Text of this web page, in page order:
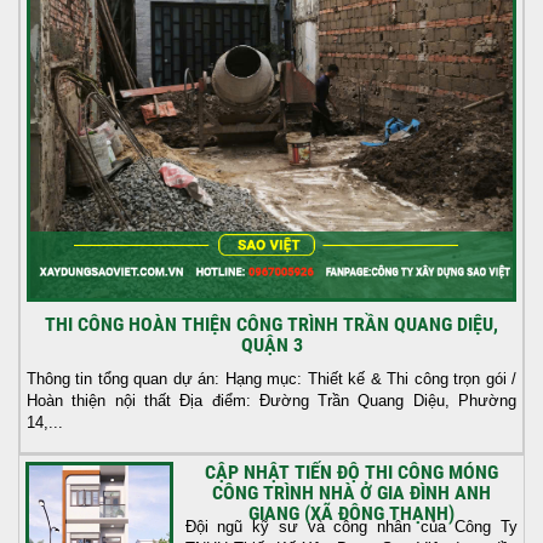
THI CÔNG HOÀN THIỆN CÔNG TRÌNH TRẦN QUANG DIỆU,
QUẬN 3
Thông tin tổng quan dự án: Hạng mục: Thiết kế & Thi công trọn gói /
Hoàn thiện nội thất Địa điểm: Đường Trần Quang Diệu, Phường
14,...
CẬP NHẬT TIẾN ĐỘ THI CÔNG MÓNG
CÔNG TRÌNH NHÀ Ở GIA ĐÌNH ANH
GIANG (XÃ ĐÔNG THẠNH)
Đội ngũ kỹ sư và công nhân của Công Ty